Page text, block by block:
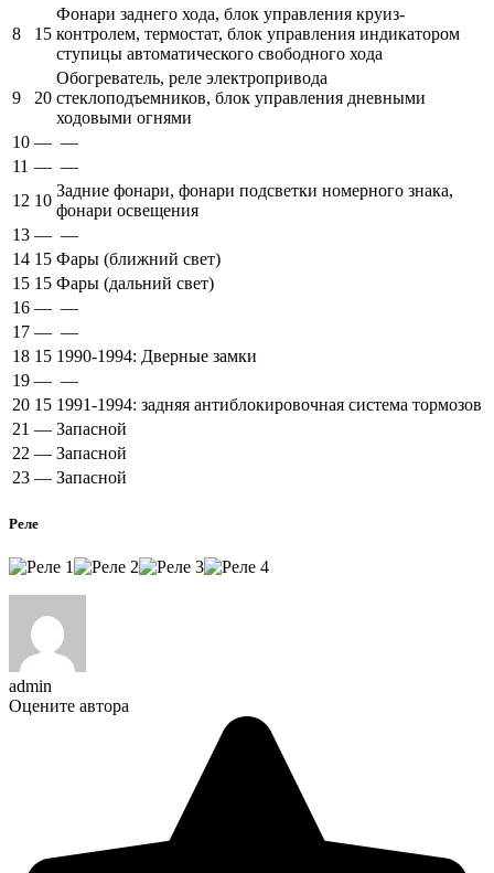
8 15
Фонари заднего хода, блок управления круиз-
контролем, термостат, блок управления индикатором
ступицы автоматического свободного хода
9 20
Обогреватель, реле электропривода
стеклоподъемников, блок управления дневными
ходовыми огнями
10 — —
11 — —
12 10
Задние фонари, фонари подсветки номерного знака,
фонари освещения
13 — —
14 15 Фары (ближний свет)
15 15 Фары (дальний свет)
16 — —
17 — —
18 15 1990-1994: Дверные замки
19 — —
20 15 1991-1994: задняя антиблокировочная система тормозов
21 — Запасной
22 — Запасной
23 — Запасной
Реле
admin
Оцените автора